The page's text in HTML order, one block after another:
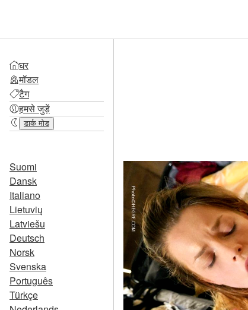
घर
मॉडल
टैग
हमसे जुड़ें
डार्क मोड
Suomi
Dansk
Italiano
Lietuvių
Latviešu
Deutsch
Norsk
Svenska
Português
Türkçe